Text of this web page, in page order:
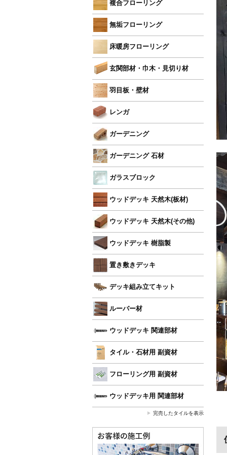
複合フローリング
無垢フローリング
床暖房フローリング
玄関部材・巾木・見切り材
羽目板・壁材
レンガ
ガーデニング
ガーデニング 石材
ガラスブロック
ウッドデッキ 天然木(板材)
ウッドデッキ 天然木(その他)
ウッドデッキ 樹脂製
置き敷きデッキ
デッキ組み立てキット
ルーバー材
ウッドデッキ 関連部材
タイル・石材用 副資材
フローリング用 副資材
ウッドデッキ用 関連部材
完売したタイルを表示